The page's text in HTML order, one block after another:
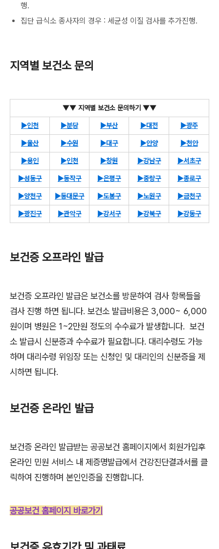
행.
집단 급식소 종사자의 경우 : 세균성 이질 검사를 추가진행.
지역별 보건소 문의
▼▼ 지역별 보건소 문의하기 ▼▼
▶인천 ▶분당 ▶부산 ▶대전 ▶광주
▶울산 ▶수원 ▶대구 ▶안양 ▶천안
▶용인 ▶인천 ▶창원 ▶강남구 ▶서초구
▶성동구 ▶동작구 ▶은평구 ▶중랑구 ▶종로구
▶양천구 ▶동대문구 ▶도봉구 ▶노원구 ▶금천구
▶광진구 ▶관악구 ▶강서구 ▶강북구 ▶강동구
보건증 오프라인 발급
보건증 오프라인 발급은 보건소를 방문하여 검사 항목들을
검사 진행 하면 됩니다. 보건소 발급비용은 3,000~ 6,000
원이며 병원은 1~2만원 정도의 수수료가 발생합니다. 보건
소 발급시 신분증과 수수료가 필요합니다. 대리수령도 가능
하며 대리수령 위임장 또는 신청인 및 대리인의 신분증을 제
시하면 됩니다.
보건증 온라인 발급
보건증 온라인 발급받는 공공보건 홈페이지에서 회원가입후
온라인 민원 서비스 내 제증명발급에서 건강진단결과서를 클
릭하여 진행하며 본인인증을 진행합니다.
공공보건 홈페이지 바로가기